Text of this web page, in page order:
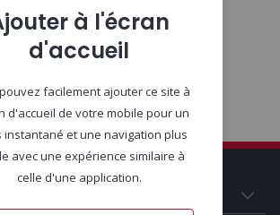
à l'écran
d'accueil
facilement ajouter ce site à
d'accueil de votre mobile pour un
instantané et une navigation plus
avec une expérience similaire à
celle d'une application.